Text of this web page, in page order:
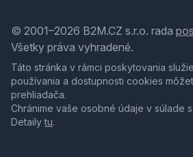
© 2001–2026 B2M.CZ s.r.o. rada
Všetky práva vyhradené.
Táto stránka v rámci poskytovania
používania a dostupnosti cookies
prehliadača.
Chránime vaše osobné údaje v súlade
Detailytu.